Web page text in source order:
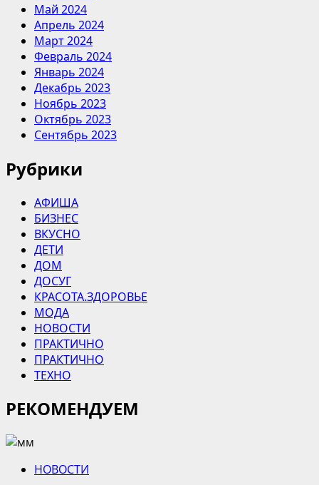
Май 2024
Апрель 2024
Март 2024
Февраль 2024
Январь 2024
Декабрь 2023
Ноябрь 2023
Октябрь 2023
Сентябрь 2023
Рубрики
АФИША
БИЗНЕС
ВКУСНО
ДЕТИ
ДОМ
ДОСУГ
КРАСОТА.ЗДОРОВЬЕ
МОДА
НОВОСТИ
ПРАКТИЧНО
ПРАКТИЧНО
ТЕХНО
РЕКОМЕНДУЕМ
НОВОСТИ